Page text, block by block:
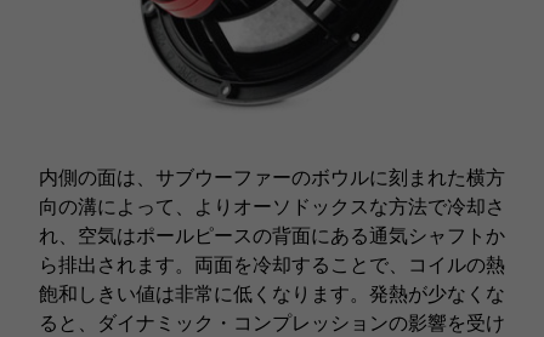
内側の面は、サブウーファーのボウルに刻まれた横方
向の溝によって、よりオーソドックスな方法で冷却さ
れ、空気はポールピースの背面にある通気シャフトか
ら排出されます。両面を冷却することで、コイルの熱
飽和しきい値は非常に低くなります。発熱が少なくな
ると、ダイナミック・コンプレッションの影響を受け